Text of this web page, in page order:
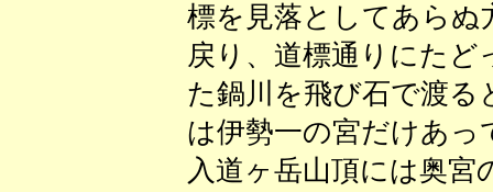
標を見落としてあら
戻り、道標通りにたど
た鍋川を飛び石で渡る
は伊勢一の宮だけあっ
入道ヶ岳山頂には奥